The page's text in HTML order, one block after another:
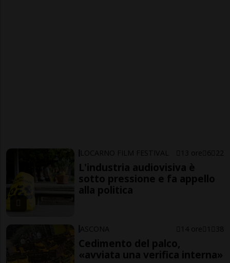
LOCARNO FILM FESTIVAL 13 ore 6 22
L'industria audiovisiva è
sotto pressione e fa appello
alla politica
ASCONA 14 ore 1 38
Cedimento del palco,
«avviata una verifica interna»